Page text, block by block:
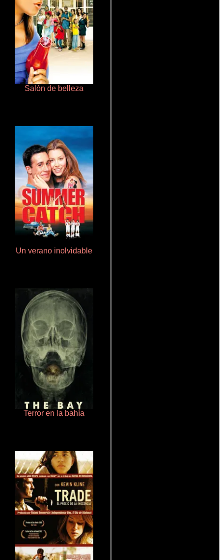
Salón de belleza
Un verano inolvidable
Terror en la bahía